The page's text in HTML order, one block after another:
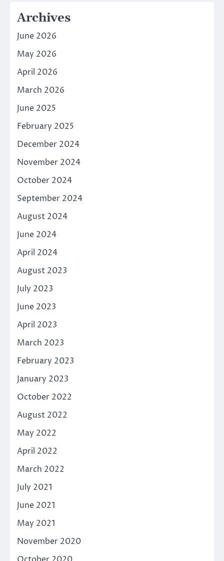
Archives
June 2026
May 2026
April 2026
March 2026
June 2025
February 2025
December 2024
November 2024
October 2024
September 2024
August 2024
June 2024
April 2024
August 2023
July 2023
June 2023
April 2023
March 2023
February 2023
January 2023
October 2022
August 2022
May 2022
April 2022
March 2022
July 2021
June 2021
May 2021
November 2020